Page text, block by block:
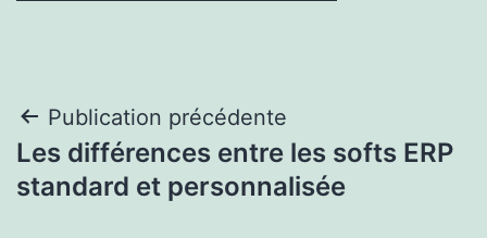
Navigation
de
Publication précédente
Les différences entre les softs ERP
standard et personnalisée